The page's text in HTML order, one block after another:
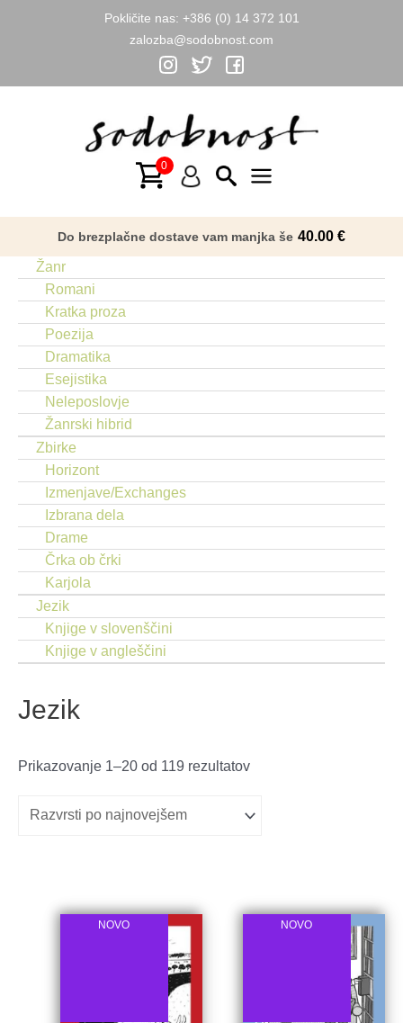
Pokličite nas: +386 (0) 14 372 101
zalozba@sodobnost.com
Menu
Do brezplačne dostave vam manjka še 40.00 €
Žanr
Romani
Kratka proza
Poezija
Dramatika
Esejistika
Neleposlovje
Žanrski hibrid
Zbirke
Horizont
Izmenjave/Exchanges
Izbrana dela
Drame
Črka ob črki
Karjola
Jezik
Knjige v slovenščini
Knjige v angleščini
Jezik
Prikazovanje 1–20 od 119 rezultatovRazvrščeno
NOVO NOVO